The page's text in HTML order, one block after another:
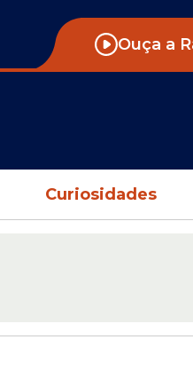
Ouça a
Curiosidades